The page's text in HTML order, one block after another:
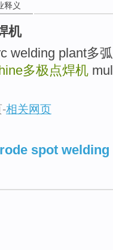
释义
机
welding plant多
多极点焊机
-相关网页
spot welding